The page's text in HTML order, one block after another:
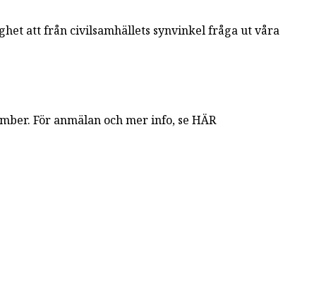
att från civilsamhällets synvinkel fråga ut våra
För anmälan och mer info, se HÄR